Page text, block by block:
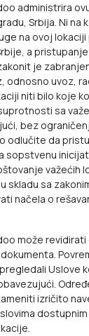
administrira
Srbija. Ni na
na ovoj
a
je
odnosno uvoz,
niti bilo koje
sa
bez
odlučite da
sopstvenu
važećih
skladu sa
načela o
može
Uslove
izričito